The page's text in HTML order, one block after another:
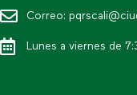
Correo:
Lunes a viernes de